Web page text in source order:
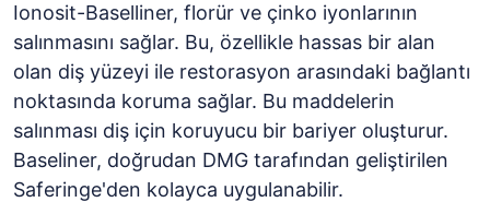
Ionosit-Baselliner, florür ve çinko iyonlarının
salınmasını sağlar. Bu, özellikle hassas bir alan
olan diş yüzeyi ile restorasyon arasındaki bağlantı
noktasında koruma sağlar. Bu maddelerin
salınması diş için koruyucu bir bariyer oluşturur.
Baseliner, doğrudan DMG tarafından geliştirilen
Saferinge'den kolayca uygulanabilir.